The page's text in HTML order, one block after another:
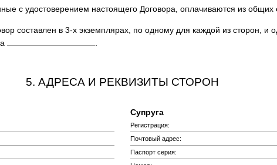
с удостоверением настоящего Договора, оплачиваются из общих
составлен в 3-х экземплярах, по одному для каждой из сторон, и
5. АДРЕСА И РЕКВИЗИТЫ СТОРОН
Супруга
Регистрация:
Почтовый адрес:
Паспорт серия: